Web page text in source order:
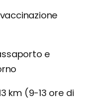
e
km (9-13 ore di